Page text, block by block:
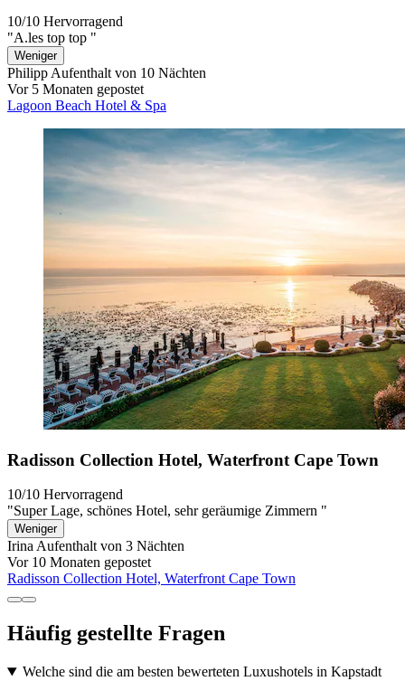
10/10 Hervorragend
"A.les top top "
Weniger
Philipp Aufenthalt von 10 Nächten
Vor 5 Monaten gepostet
Lagoon Beach Hotel & Spa
Radisson Collection Hotel, Waterfront Cape Town
10/10 Hervorragend
"Super Lage, schönes Hotel, sehr geräumige Zimmern "
Weniger
Irina Aufenthalt von 3 Nächten
Vor 10 Monaten gepostet
Radisson Collection Hotel, Waterfront Cape Town
Häufig gestellte Fragen
Welche sind die am besten bewerteten Luxushotels in Kapstadt